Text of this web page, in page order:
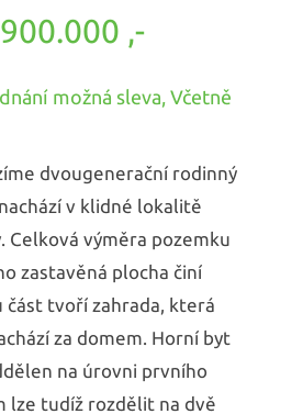
,-
možná sleva, Včetně
dvougenerační rodinný
v klidné lokalitě
Celková výměra pozemku
zastavěná plocha činí
část tvoří zahrada, která
za domem. Horní byt
na úrovni prvního
lze tudíž rozdělit na dvě